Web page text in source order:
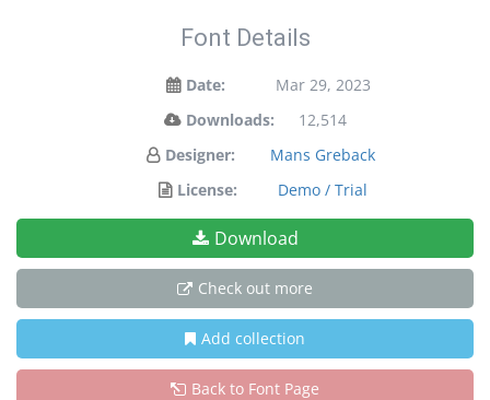
Font Details
Date:
Mar 29, 2023
Downloads:
12,514
Designer:
Mans Greback
License:
Demo / Trial
Download
Check out more
Add collection
Back to Font Page